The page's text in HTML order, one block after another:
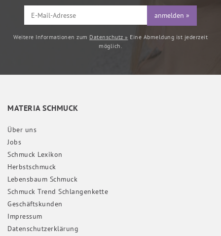
anmelden »
Weitere Informationen zum Datenschutz » Eine Abmeldung ist jederzeit
möglich.
MATERIA SCHMUCK
Über uns
Jobs
Schmuck Lexikon
Herbstschmuck
Lebensbaum Schmuck
Schmuck Trend Schlangenkette
Geschäftskunden
Impressum
Daten­schutz­erklärung